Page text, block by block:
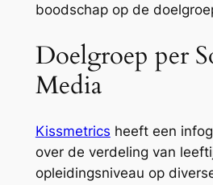
boodschap op de
Doelgroep per
Media
Kissmetrics heeft een
over de verdeling van
opleidingsniveau op